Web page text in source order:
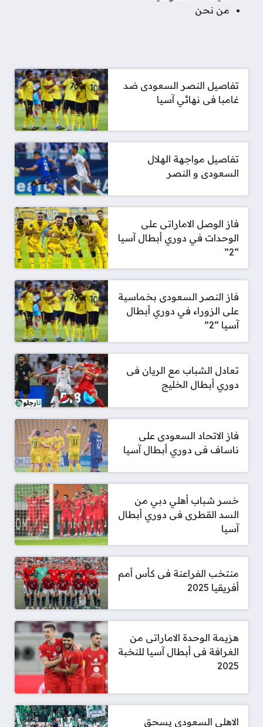
من نحن
تفاصيل النصر السعودى ضد
غامبا فى نهائي آسيا
تفاصيل مواجهة الهلال
السعودى و النصر
فاز الوصل الاماراتى على
الوحدات في دوري أبطال آسيا
“2”
فاز النصر السعودى بخماسية
على الزوراء في دوري أبطال
آسيا “2”
تعادل الشباب مع الريان فى
دوري أبطال الخليج
فاز الاتحاد السعودى على
ناساف فى دوري أبطال آسيا
خسر شباب أهلي دبي من
السد القطرى فى دوري أبطال
آسيا
منتخب الفراعنة فى كأس أمم
أفريقيا 2025
هزيمة الوحدة الاماراتى من
الغرافة فى أبطال آسيا للنخبة
2025
الاهلى السعودى يسحق